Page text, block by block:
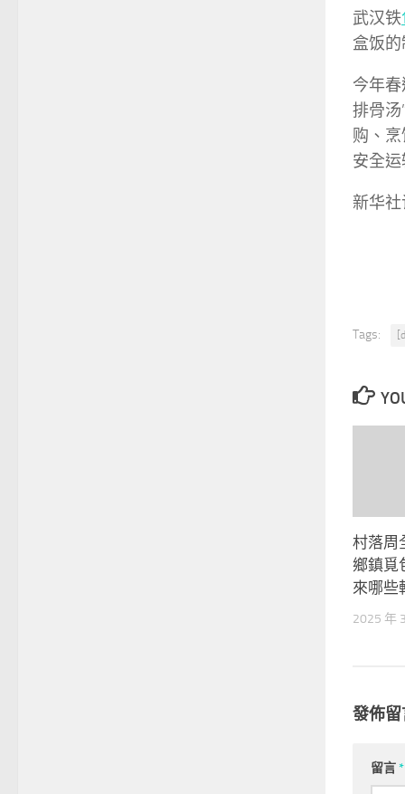
武汉铁
盒饭
今年
排骨汤
购、
安全
新华
Tags:
村落周
鄉鎮覓
來哪些
2025 年
發佈留
留言*